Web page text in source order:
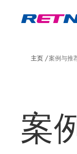
主页 案例与推
案